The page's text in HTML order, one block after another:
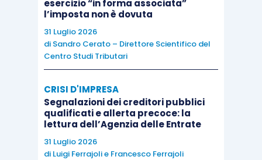
esercizio “in forma associata”
l’imposta non è dovuta
31 Luglio 2026
di Sandro Cerato – Direttore Scientifico del
Centro Studi Tributari
CRISI D'IMPRESA
Segnalazioni dei creditori pubblici
qualificati e allerta precoce: la
lettura dell’Agenzia delle Entrate
31 Luglio 2026
di Luigi Ferrajolie Francesco Ferrajoli